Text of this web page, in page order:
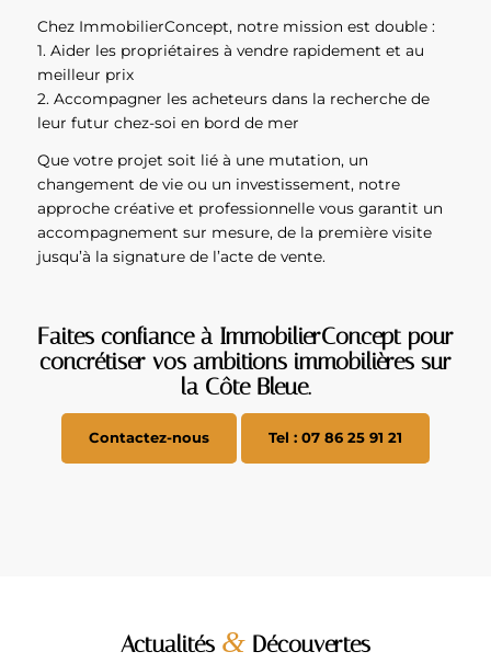
Chez ImmobilierConcept, notre mission est double :
1. Aider les propriétaires à vendre rapidement et au
meilleur prix
2. Accompagner les acheteurs dans la recherche de
leur futur chez-soi en bord de mer
Que votre projet soit lié à une mutation, un
changement de vie ou un investissement, notre
approche créative et professionnelle vous garantit un
accompagnement sur mesure, de la première visite
jusqu’à la signature de l’acte de vente.
Faites confiance à ImmobilierConcept pour
concrétiser vos ambitions immobilières sur
la Côte Bleue.
Contactez-nous Tel : 07 86 25 91 21
Actualités &Découvertes